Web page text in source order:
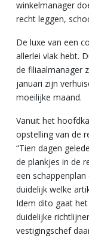
winkelmanager
recht leggen,
De luxe van een
allerlei vlak hebt.
de filiaalmanager
januari zijn
moeilijke maand.
Vanuit het
opstelling van de
“Tien dagen
de plankjes in de
een
duidelijk welke
Idem dito gaat
duidelijke
vestigingschef